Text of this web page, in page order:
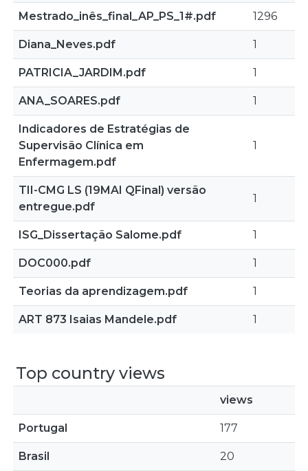
Mestrado_inês_final_AP_PS_1#.pdf 1296
Diana_Neves.pdf 1
PATRICIA_JARDIM.pdf 1
ANA_SOARES.pdf 1
Indicadores de Estratégias de
Supervisão Clínica em
Enfermagem.pdf
1
TII-CMG LS (19MAI QFinal) versão
entregue.pdf
1
ISG_Dissertação Salome.pdf 1
DOC000.pdf 1
Teorias da aprendizagem.pdf 1
ART 873 Isaias Mandele.pdf 1
Top country views
views
Portugal 177
Brasil 20